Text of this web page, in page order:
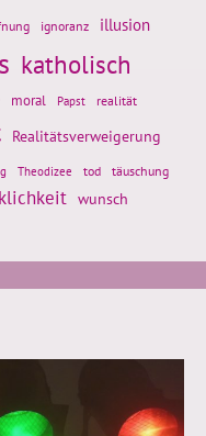
ignoranz illusion
katholisch
moral Papst realität
Realitätsverweigerung
Theodizee tod täuschung
wunsch